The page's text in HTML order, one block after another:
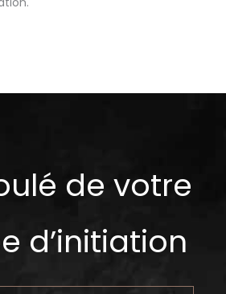
de votre
d’initiation